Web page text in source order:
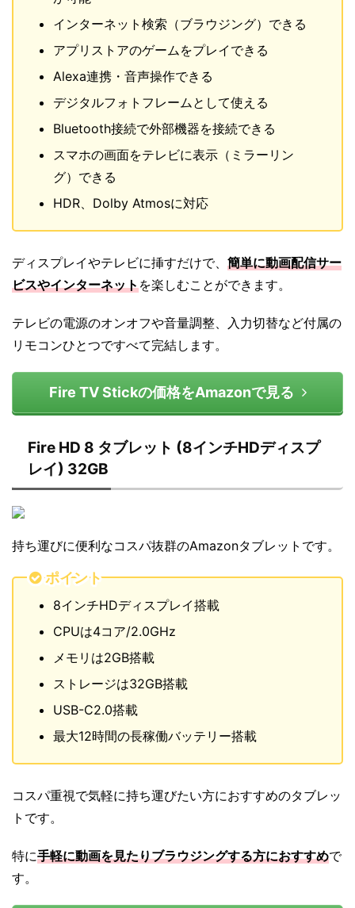
インターネット検索（ブラウジング）できる
アプリストアのゲームをプレイできる
Alexa連携・音声操作できる
デジタルフォトフレームとして使える
Bluetooth接続で外部機器を接続できる
スマホの画面をテレビに表示（ミラーリン
グ）できる
HDR、Dolby Atmosに対応
ディスプレイやテレビに挿すだけで、 簡単に動画配信サー
ビスやインターネットを楽しむことができます。
テレビの電源のオンオフや音量調整、入力切替など付属の
リモコンひとつですべて完結します。
Fire TV Stickの価格をAmazonで見る
Fire HD 8 タブレット (8インチHDディスプ
レイ) 32GB
持ち運びに便利なコスパ抜群のAmazonタブレットです。
ポイント
8インチHDディスプレイ搭載
CPUは4コア/2.0GHz
メモリは2GB搭載
ストレージは32GB搭載
USB-C2.0搭載
最大12時間の長稼働バッテリー搭載
コスパ重視で気軽に持ち運びたい方におすすめのタブレッ
トです。
特に手軽に動画を見たりブラウジングする方におすすめで
す。